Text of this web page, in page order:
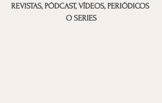
REVISTAS, PÓDCAST, VÍDEOS, PERIÓDICOS
O SERIES